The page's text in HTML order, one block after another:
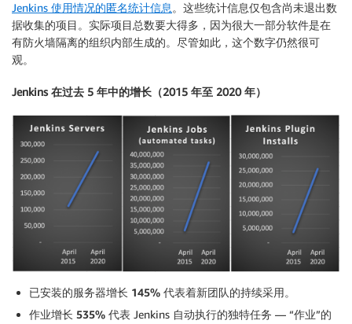
Jenkins 使用情况的匿名统计信息 。这些统计信息仅包含尚未退出数
据收集的项目。实际项目总数要大得多，因为很大一部分软件是在
有防火墙隔离的组织内部生成的。尽管如此，这个数字仍然很可
观。
Jenkins 在过去 5 年中的增长（2015 年至 2020 年）
已安装的服务器增长 145% 代表着新团队的持续采用。
作业增长 535% 代表 Jenkins 自动执行的独特任务 — “作业”的